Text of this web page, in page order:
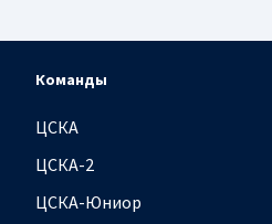
Команды
ЦСКА
ЦСКА-2
ЦСКА-Юниор